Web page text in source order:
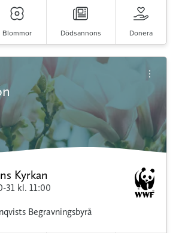
Blommor Dödsannons Donera
Kyrkan
31 kl. 11:00
Begravningsbyrå